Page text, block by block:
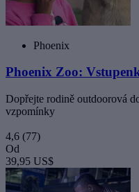
Phoenix
Phoenix Zoo:
Dopřejte rodině outdoorová
vzpomínky
4,6 (77)
Od
39,95 US$